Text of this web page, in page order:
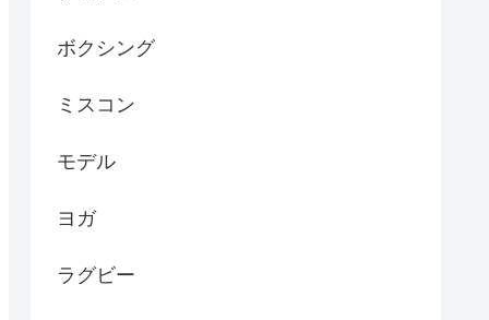
ボクシング
ミスコン
モデル
ヨガ
ラグビー